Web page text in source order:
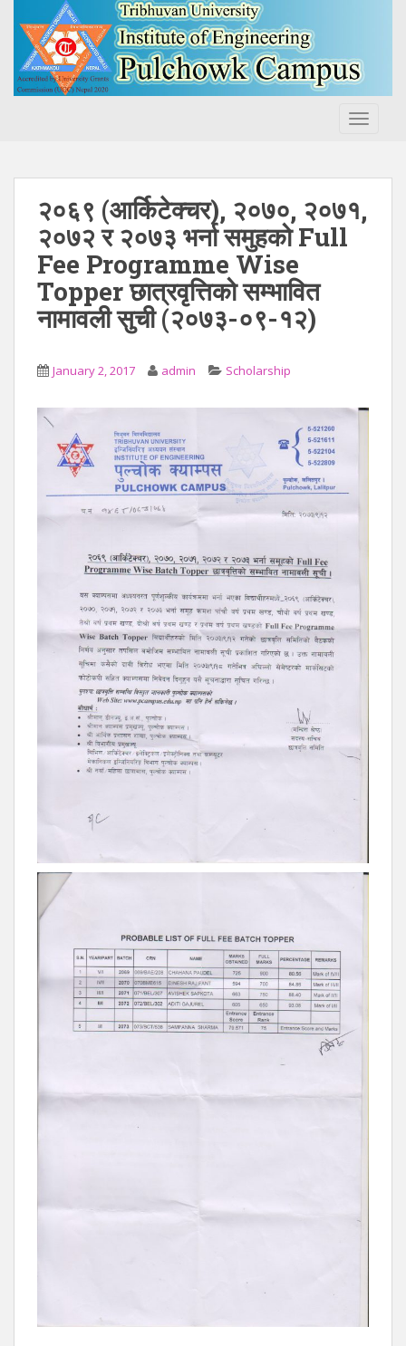
२०६९ (आर्किटेक्चर), २०७०, २०७१,
२०७२ र २०७३ भर्ना समुहको Full
Fee Programme Wise
Topper छात्रवृत्तिको सम्भावित
नामावली सुची (२०७३-०९-१२)
January 2, 2017 admin Scholarship